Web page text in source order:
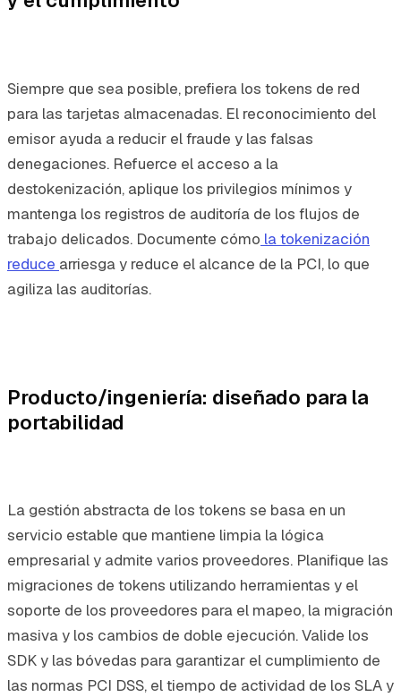
Siempre que sea posible, prefiera los tokens de red
para las tarjetas almacenadas. El reconocimiento del
emisor ayuda a reducir el fraude y las falsas
denegaciones. Refuerce el acceso a la
destokenización, aplique los privilegios mínimos y
mantenga los registros de auditoría de los flujos de
trabajo delicados. Documente cómo la tokenización
reduce arriesga y reduce el alcance de la PCI, lo que
agiliza las auditorías.
Producto/ingeniería: diseñado para la
portabilidad
La gestión abstracta de los tokens se basa en un
servicio estable que mantiene limpia la lógica
empresarial y admite varios proveedores. Planifique las
migraciones de tokens utilizando herramientas y el
soporte de los proveedores para el mapeo, la migración
masiva y los cambios de doble ejecución. Valide los
SDK y las bóvedas para garantizar el cumplimiento de
las normas PCI DSS, el tiempo de actividad de los SLA y